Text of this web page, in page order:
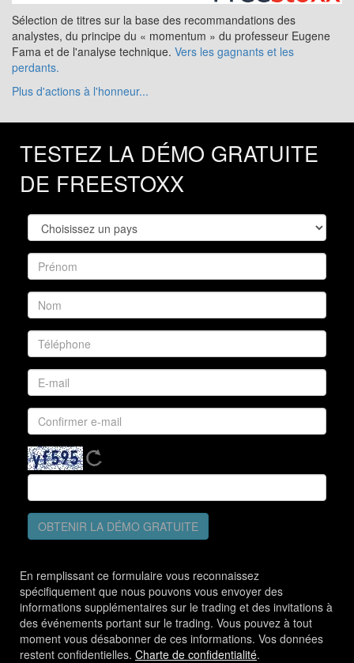
Sélection de titres sur la base des recommandations des
analystes, du principe du « momentum » du professeur Eugene
Fama et de l'analyse technique. Vers les gagnants et les
perdants.
Plus d'actions à l'honneur...
TESTEZ LA DÉMO GRATUITE
DE FREESTOXX
OBTENIR LA DÉMO GRATUITE
En remplissant ce formulaire vous reconnaissez
spécifiquement que nous pouvons vous envoyer des
informations supplémentaires sur le trading et des invitations à
des événements portant sur le trading. Vous pouvez à tout
moment vous désabonner de ces informations. Vos données
restent confidentielles. Charte de confidentialité.